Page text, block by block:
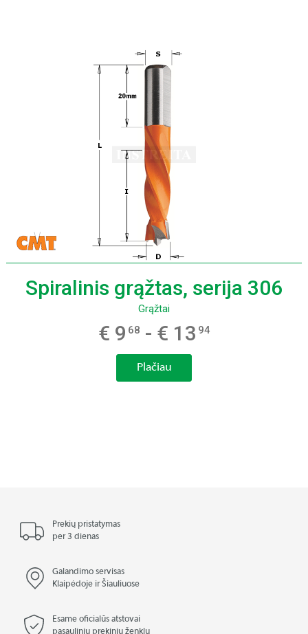
Spiralinis grąžtas, serija 306
Grąžtai
€ 9 68 - € 13 94
Plačiau
Prekių pristatymas
per 3 dienas
Galandimo servisas
Klaipėdoje ir Šiauliuose
Esame oficialūs atstovai
pasaulinių prekinių ženklų